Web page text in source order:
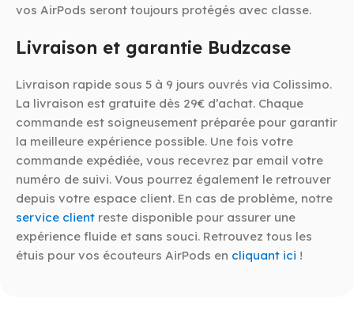
vos AirPods seront toujours protégés avec classe.
Livraison et garantie Budzcase
Livraison rapide sous 5 à 9 jours ouvrés via Colissimo.
La livraison est gratuite dès 29€ d’achat. Chaque
commande est soigneusement préparée pour garantir
la meilleure expérience possible. Une fois votre
commande expédiée, vous recevrez par email votre
numéro de suivi. Vous pourrez également le retrouver
depuis votre espace client. En cas de problème, notre
service client reste disponible pour assurer une
expérience fluide et sans souci. Retrouvez tous les
étuis pour vos écouteurs AirPods en cliquant ici !